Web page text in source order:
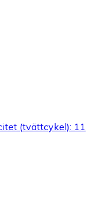
(tvättcykel): 11